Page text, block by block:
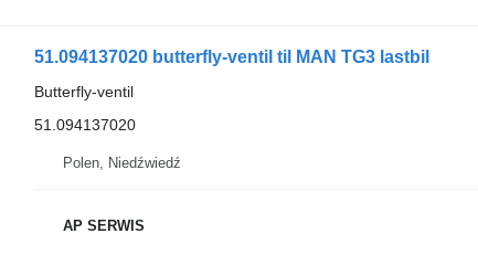
51.094137020 butterfly-ventil til MAN TG3 lastbil
Butterfly-ventil
51.094137020
Polen, Niedźwiedź
AP SERWIS